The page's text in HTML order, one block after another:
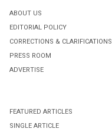
ABOUT US
EDITORIAL POLICY
CORRECTIONS & CLARIFICATIONS
PRESS ROOM
ADVERTISE
FEATURED ARTICLES
SINGLE ARTICLE